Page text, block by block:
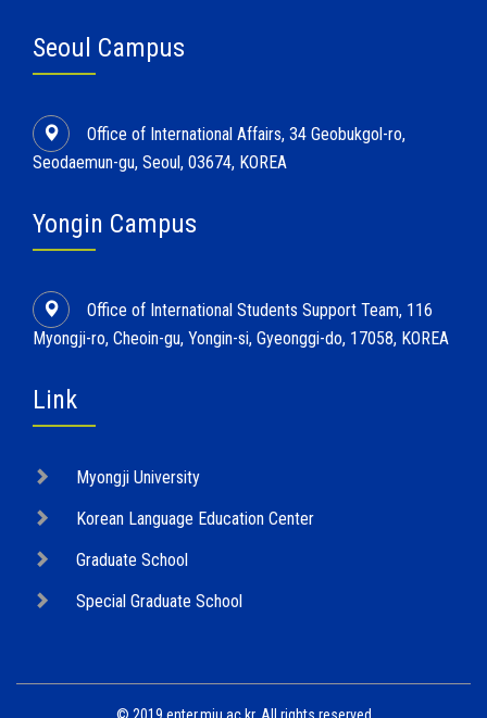
Seoul Campus
Office of International Affairs, 34 Geobukgol-ro,
Seodaemun-gu, Seoul, 03674, KOREA
Yongin Campus
Office of International Students Support Team, 116
Myongji-ro, Cheoin-gu, Yongin-si, Gyeonggi-do, 17058, KOREA
Link
Myongji University
Korean Language Education Center
Graduate School
Special Graduate School
© 2019 enter.mju.ac.kr. All rights reserved